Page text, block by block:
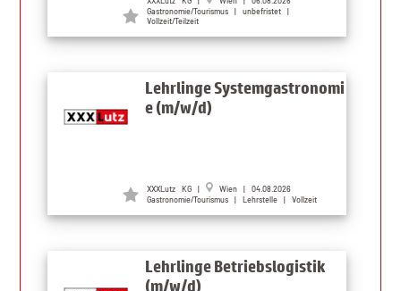
Gastronomie/Tourismus | unbefristet |
Vollzeit/Teilzeit
Lehrlinge Systemgastronomi
e (m/w/d)
XXXLutz KG |
Wien | 04.08.2026
Gastronomie/Tourismus | Lehrstelle | Vollzeit
Lehrlinge Betriebslogistik
(m/w/d)